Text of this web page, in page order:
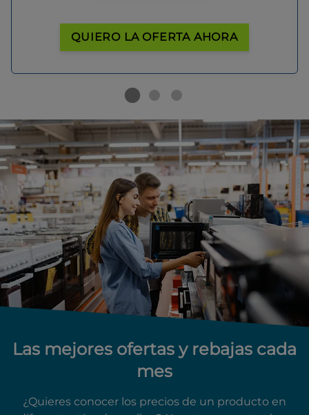
QUIERO LA OFERTA AHORA
Las mejores ofertas y rebajas cada
mes
¿Quieres conocer los precios de un producto en